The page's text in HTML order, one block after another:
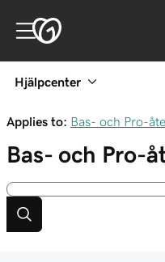
Hjälpcenter
Applies to: Bas- och Pro-
Bas- och Pro-